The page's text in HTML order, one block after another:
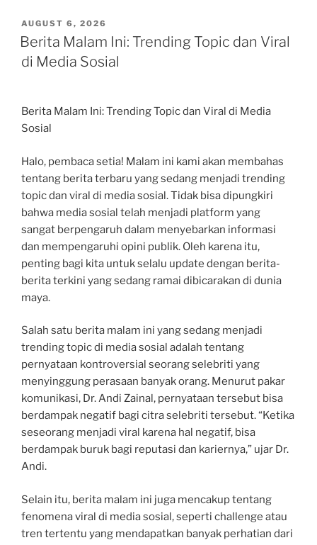
POSTED
ON
AUGUST 6, 2026
Berita Malam Ini: Trending Topic dan Viral
di Media Sosial
Berita Malam Ini: Trending Topic dan Viral di Media
Sosial
Halo, pembaca setia! Malam ini kami akan membahas
tentang berita terbaru yang sedang menjadi trending
topic dan viral di media sosial. Tidak bisa dipungkiri
bahwa media sosial telah menjadi platform yang
sangat berpengaruh dalam menyebarkan informasi
dan mempengaruhi opini publik. Oleh karena itu,
penting bagi kita untuk selalu update dengan berita-
berita terkini yang sedang ramai dibicarakan di dunia
maya.
Salah satu berita malam ini yang sedang menjadi
trending topic di media sosial adalah tentang
pernyataan kontroversial seorang selebriti yang
menyinggung perasaan banyak orang. Menurut pakar
komunikasi, Dr. Andi Zainal, pernyataan tersebut bisa
berdampak negatif bagi citra selebriti tersebut. “Ketika
seseorang menjadi viral karena hal negatif, bisa
berdampak buruk bagi reputasi dan kariernya,” ujar Dr.
Andi.
Selain itu, berita malam ini juga mencakup tentang
fenomena viral di media sosial, seperti challenge atau
tren tertentu yang mendapatkan banyak perhatian dari